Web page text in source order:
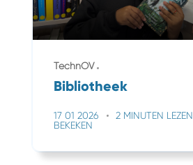
TechnOV
Bibliotheek
17 01 2026 2 MINUTEN LEZEN
BEKEKEN